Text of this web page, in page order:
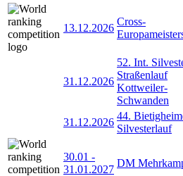
13.12.2026
Cross-
31.12.2026
52. Int.
Straßenlauf
Kottweiler-
Schwanden
31.12.2026
44.
Silvesterlauf
30.01 -
31.01.2027
DM